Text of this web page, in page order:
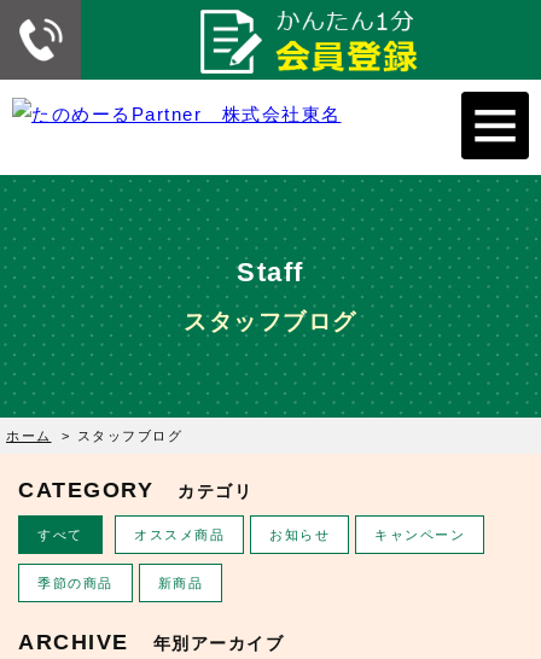
Staff
スタッフブログ
ホーム > スタッフブログ
CATEGORY カテゴリ
すべて オススメ商品 お知らせ キャンペーン
季節の商品 新商品
ARCHIVE 年別アーカイブ